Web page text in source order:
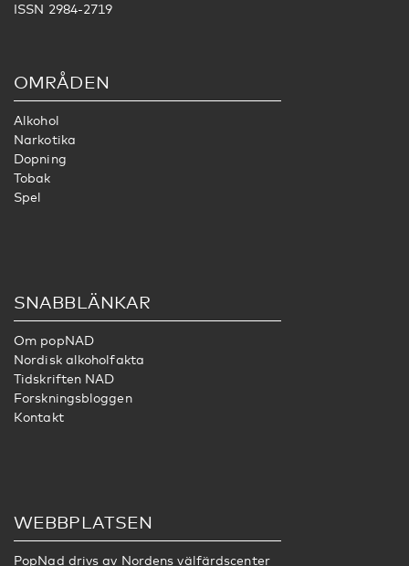
ISSN 2984-2719
OMRÅDEN
Alkohol
Narkotika
Dopning
Tobak
Spel
SNABBLÄNKAR
Om popNAD
Nordisk alkoholfakta
Tidskriften NAD
Forskningsbloggen
Kontakt
WEBBPLATSEN
PopNad drivs av Nordens välfärdscenter